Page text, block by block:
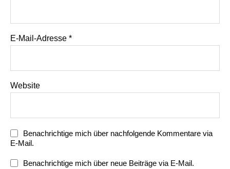
E-Mail-Adresse *
Website
Benachrichtige mich über nachfolgende Kommentare via
E-Mail.
Benachrichtige mich über neue Beiträge via E-Mail.